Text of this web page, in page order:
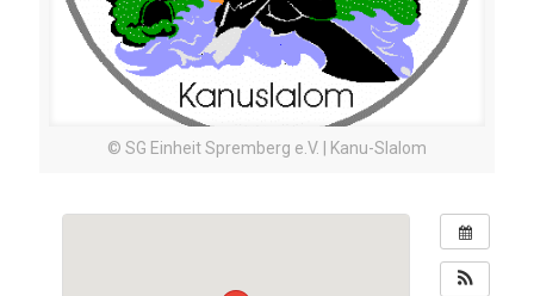
© SG Einheit Spremberg e.V. | Kanu-Slalom